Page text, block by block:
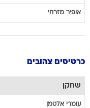
אופיר מזרחי
כרטיסים צהובים
שחקן
עומרי אלטמן